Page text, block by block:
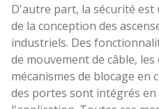
D'autre part, la sécurité
de la conception des
industriels. Des
de mouvement de câble,
mécanismes de blocage en
des portes sont intégrés